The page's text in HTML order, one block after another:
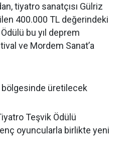
tiyatro sanatçısı Gülriz
400.000 TL değerindeki
bu yıl deprem
ve Mordem Sanat’a
bölgesinde üretilecek
Teşvik Ödülü
oyuncularla birlikte yeni